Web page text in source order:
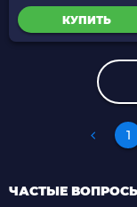
КУПИТЬ
1
ЧАСТЫЕ